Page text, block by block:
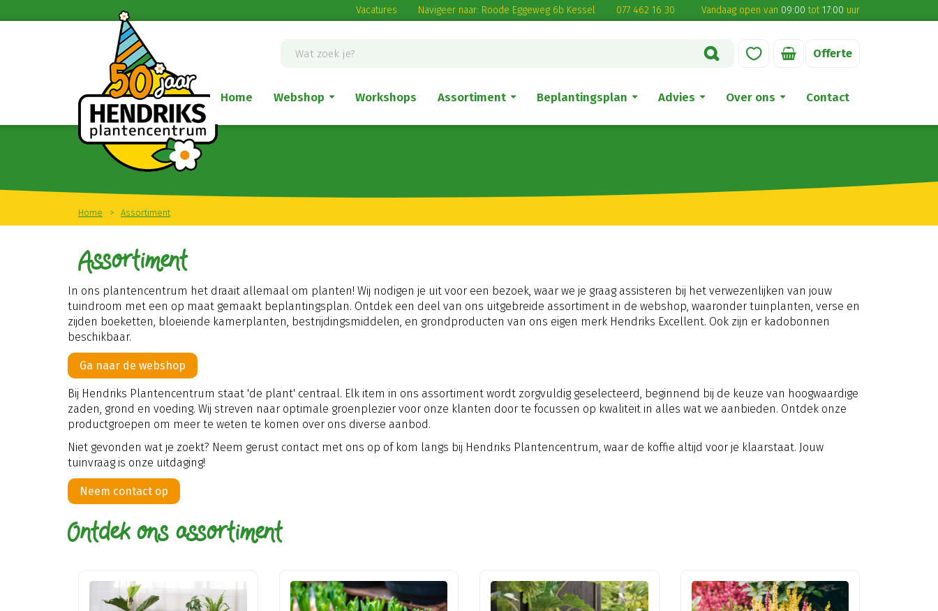
naar
Home > Assortiment
Vacatures Navigeer naar: Roode Eggeweg 6b Kessel 077 462 16 30 Vandaag open van 09:00 tot17:00 uur
Offerte
Home Webshop Workshops Assortiment Beplantingsplan Advies Over ons Contact
Assortiment
In ons plantencentrum het draait allemaal om planten! Wij nodigen je uit voor een bezoek, waar we je graag assisteren bij het verwezenlijken van jouw
tuindroom met een op maat gemaakt beplantingsplan. Ontdek een deel van ons uitgebreide assortiment in de webshop, waaronder tuinplanten, verse en
zijden boeketten, bloeiende kamerplanten, bestrijdingsmiddelen, en grondproducten van ons eigen merk Hendriks Excellent. Ook zijn er kadobonnen
beschikbaar.
Ga naar de webshop
Bij Hendriks Plantencentrum staat 'de plant' centraal. Elk item in ons assortiment wordt zorgvuldig geselecteerd, beginnend bij de keuze van hoogwaardige
zaden, grond en voeding. Wij streven naar optimale groenplezier voor onze klanten door te focussen op kwaliteit in alles wat we aanbieden. Ontdek onze
productgroepen om meer te weten te komen over ons diverse aanbod.
Niet gevonden wat je zoekt? Neem gerust contact met ons op of kom langs bij Hendriks Plantencentrum, waar de koffie altijd voor je klaarstaat. Jouw
tuinvraag is onze uitdaging!
Neem contact op
Ontdek ons assortiment